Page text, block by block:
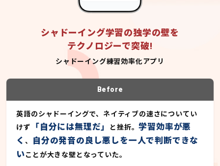
シャドーイング学習の独学の壁を
テクノロジーで突破!
シャドーイング練習効率化アプリ
Before
英語のシャドーイングで、ネイティブの速さについてい
けず
「自分には無理だ」 と挫折。学習効率が悪
く、
自分の発音の良し悪しを一人で判断できな
いことが大きな壁となっていた。